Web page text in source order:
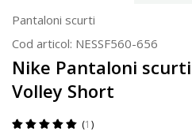
Pantaloni scurti
Cod articol: NESSF560-656
Nike Pantaloni
Volley Short
1